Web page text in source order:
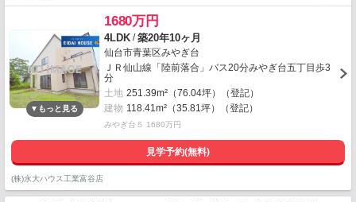
1680万円
4LDK /築20年10ヶ月
仙台市青葉区みやぎ台
ＪＲ仙山線「陸前落合」バス20分みやぎ台五丁目歩3
分
土地 251.39m²（76.04坪）（登記）
建物 118.41m²（35.81坪）（登記）
みやぎ台５ 1680万円
見学予約(無料)
(株)永大ハウス工業富谷店